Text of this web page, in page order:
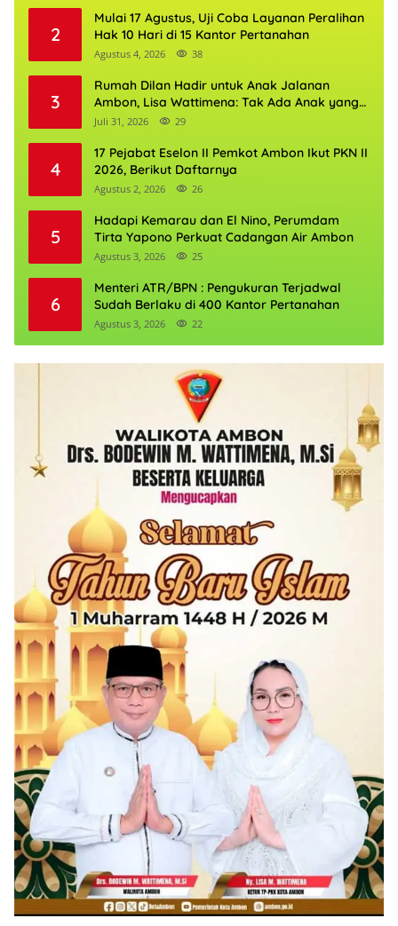
2
Mulai 17 Agustus, Uji Coba Layanan Peralihan
Hak 10 Hari di 15 Kantor Pertanahan
Agustus 4, 2026 38
3
Rumah Dilan Hadir untuk Anak Jalanan
Ambon, Lisa Wattimena: Tak Ada Anak yang
Boleh Kehilangan Masa Depannya
Juli 31, 2026 29
4
17 Pejabat Eselon II Pemkot Ambon Ikut PKN II
2026, Berikut Daftarnya
Agustus 2, 2026 26
5
Hadapi Kemarau dan El Nino, Perumdam
Tirta Yapono Perkuat Cadangan Air Ambon
Agustus 3, 2026 25
6
Menteri ATR/BPN : Pengukuran Terjadwal
Sudah Berlaku di 400 Kantor Pertanahan
Agustus 3, 2026 22